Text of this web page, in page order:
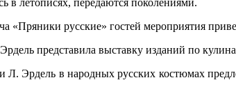
«Пряники русские» гостей мероприятия
представила выставку изданий по
Эрдель в народных русских костюмах